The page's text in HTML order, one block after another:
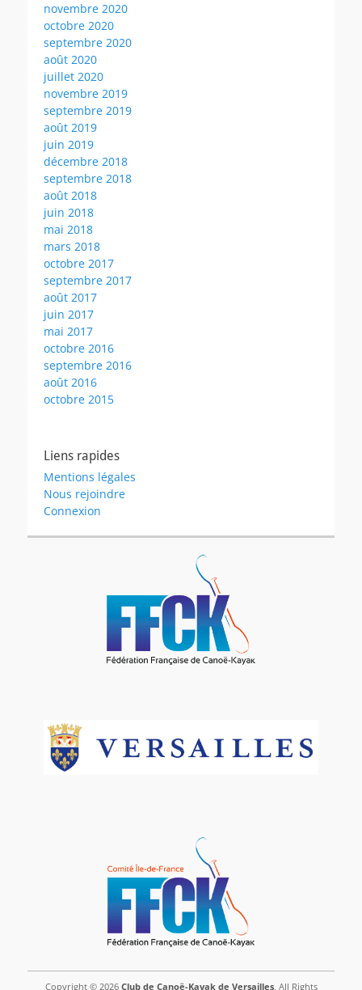
novembre 2020
octobre 2020
septembre 2020
août 2020
juillet 2020
novembre 2019
septembre 2019
août 2019
juin 2019
décembre 2018
septembre 2018
août 2018
juin 2018
mai 2018
mars 2018
octobre 2017
septembre 2017
août 2017
juin 2017
mai 2017
octobre 2016
septembre 2016
août 2016
octobre 2015
Liens rapides
Mentions légales
Nous rejoindre
Connexion
Copyright © 2026 Club de Canoë-Kayak de Versailles. All Rights